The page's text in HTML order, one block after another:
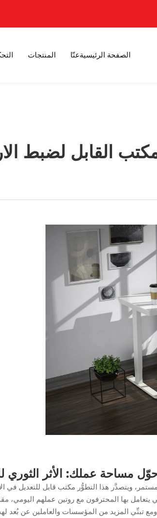
الصفحة الرئيسيةعنّا المنتجات
القابل لضبط
مساحة عملك: الأثر الثوري
ويتصدَّر هذا التطوُّر مكتب قابل للتعديل في
يتعامل بها المحترفون مع روتين عملهم اليومي،
تبنِّي المزيد من المؤسسات والعاملين عن بُعد